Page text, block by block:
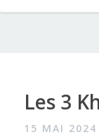
Les 3
15 MAI 2024